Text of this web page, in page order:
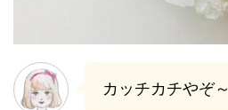
カッチカチやぞ～